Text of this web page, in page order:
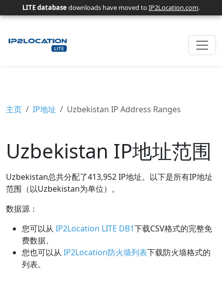
LITE database downloads have moved toIP2Location.com.
主页 IP地址 Uzbekistan IP Address Ranges
Uzbekistan IP地址范围
Uzbekistan总共分配了413,952 IP地址。以下是所有IP地址
范围（以Uzbekistan为单位）。
数据源：
您可以从 IP2Location LITE DB1下载CSV格式的完整免
费数据。
您也可以从 IP2Location防火墙列表下载防火墙格式的
列表。